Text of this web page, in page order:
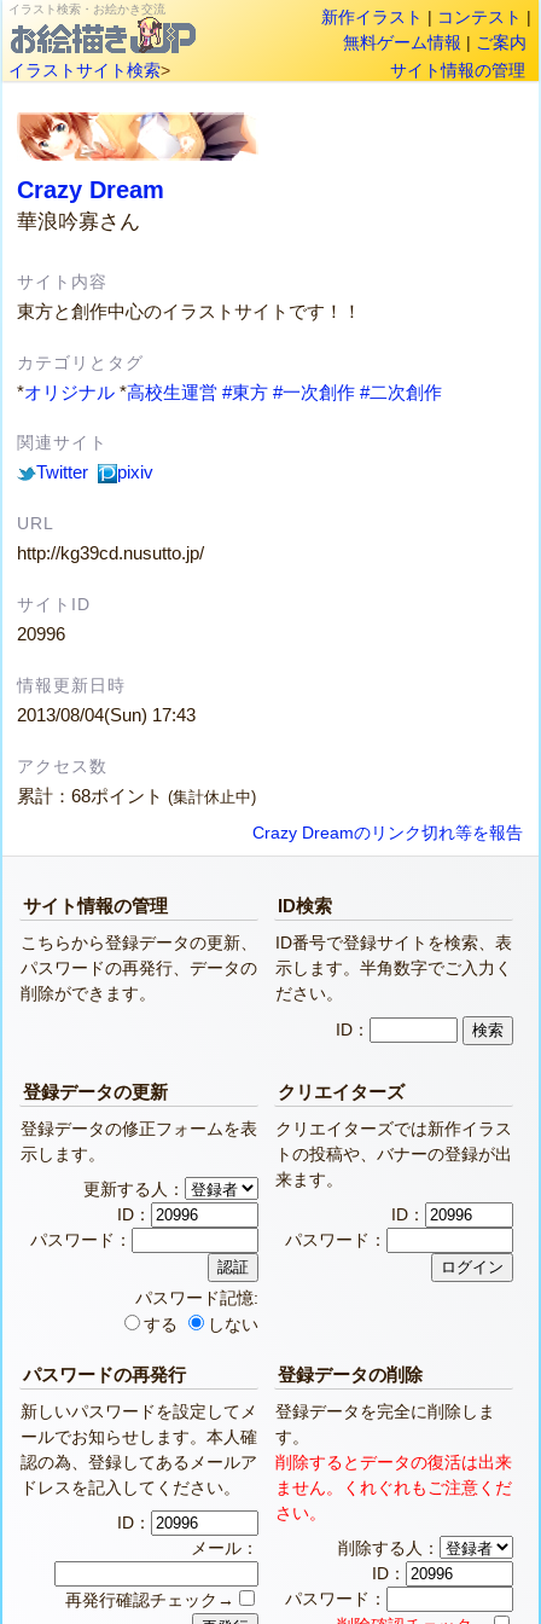
イラスト検索・お絵かき交流 新作イラスト | コンテスト |
無料ゲーム情報 | ご案内
イラストサイト検索> サイト情報の管理
Crazy Dream
華浪吟寡さん
サイト内容
東方と創作中心のイラストサイトです！！
カテゴリとタグ
*オリジナル *高校生運営 #東方 #一次創作 #二次創作
関連サイト
Twitter pixiv
URL
http://kg39cd.nusutto.jp/
サイトID
20996
情報更新日時
2013/08/04(Sun) 17:43
アクセス数
累計：68ポイント(集計休止中)
Crazy Dreamのリンク切れ等を報告
サイト情報の管理
こちらから登録データの更新、
パスワードの再発行、データの
削除ができます。
ID検索
ID番号で登録サイトを検索、表
示します。半角数字でご入力く
ださい。
ID：
登録データの更新
登録データの修正フォームを表
示します。
更新する人：
ID：
パスワード：
パスワード記憶:
する
しない
クリエイターズ
クリエイターズでは新作イラス
トの投稿や、バナーの登録が出
来ます。
ID：
パスワード：
パスワードの再発行
新しいパスワードを設定してメ
ールでお知らせします。本人確
認の為、登録してあるメールア
ドレスを記入してください。
ID：
メール：
再発行確認チェック→
登録データの削除
登録データを完全に削除しま
す。
削除するとデータの復活は出来
ません。くれぐれもご注意くだ
さい。
削除する人：
ID：
パスワード：